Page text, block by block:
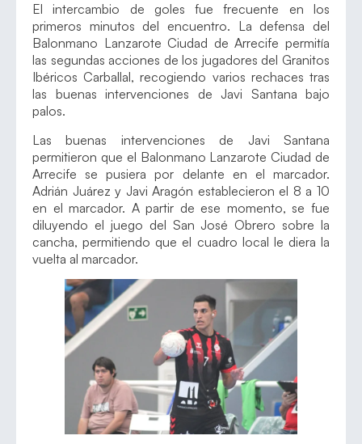
El intercambio de goles fue frecuente en los
primeros minutos del encuentro. La defensa del
Balonmano Lanzarote Ciudad de Arrecife permitía
las segundas acciones de los jugadores del Granitos
Ibéricos Carballal, recogiendo varios rechaces tras
las buenas intervenciones de Javi Santana bajo
palos.
Las buenas intervenciones de Javi Santana
permitieron que el Balonmano Lanzarote Ciudad de
Arrecife se pusiera por delante en el marcador.
Adrián Juárez y Javi Aragón establecieron el 8 a 10
en el marcador. A partir de ese momento, se fue
diluyendo el juego del San José Obrero sobre la
cancha, permitiendo que el cuadro local le diera la
vuelta al marcador.